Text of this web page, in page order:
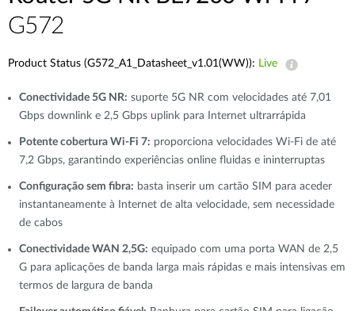
G572
Product Status (G572_A1_Datasheet_v1.01(WW)): Live
Conectividade 5G NR: suporte 5G NR com velocidades até 7,01
Gbps downlink e 2,5 Gbps uplink para Internet ultrarrápida
Potente cobertura Wi-Fi 7: proporciona velocidades Wi-Fi de até
7,2 Gbps, garantindo experiências online fluidas e ininterruptas
Configuração sem fibra: basta inserir um cartão SIM para aceder
instantaneamente à Internet de alta velocidade, sem necessidade
de cabos
Conectividade WAN 2,5G: equipado com uma porta WAN de 2,5
G para aplicações de banda larga mais rápidas e mais intensivas em
termos de largura de banda